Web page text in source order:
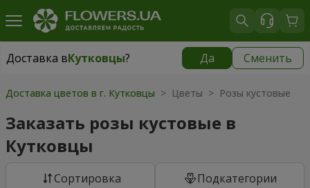
Доставка вКутковцы? Да Сменить
Доставка вКутковцы|
Доставка цветов в г. Кутковцы > Цветы > Розы кустовые
Заказать розы кустовые в
Кутковцы
Cортировка Подкатегории